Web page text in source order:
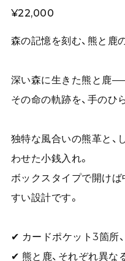
¥22,000
森の記憶を刻む、熊と鹿
深い森に生きた熊と鹿
その命の軌跡を、手のひ
独特な風合いの熊革と、
わせた小銭入れ。
ボックスタイプで開けば
すい設計です。
✔ カードポケット3箇所
✔ 熊と鹿、それぞれ異な